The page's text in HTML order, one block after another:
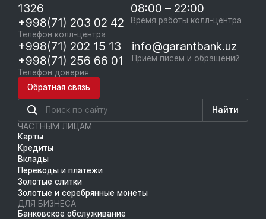
1326
+998(71) 203 02 42
Телефон колл-центра
08:00 – 22:00
Время работы колл-центра
+998(71) 202 15 13
+998(71) 256 66 01
Телефон доверия
info@garantbank.uz
Приём писем и обращений
Обратная связь
Найти
ЧАСТНЫМ ЛИЦАМ
Карты
Кредиты
Вклады
Переводы и платежи
Золотые слитки
Золотые и серебрянные монеты
ДЛЯ БИЗНЕСА
Банковское обслуживание